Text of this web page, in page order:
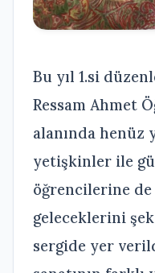
Bu yıl 1.si
Ressam Ahmet
alanında
yetişkinler ile
öğrencilerine de
geleceklerini
sergide yer